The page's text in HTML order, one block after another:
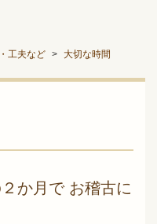
工夫など 大切な時間
か月で お稽古に